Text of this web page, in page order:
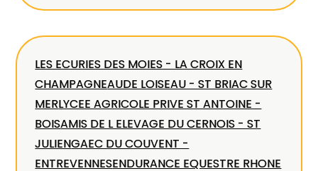
LES ECURIES DES MOIES - LA CROIX EN
CHAMPAGNEAUDE LOISEAU - ST BRIAC SUR
MERLYCEE AGRICOLE PRIVE ST ANTOINE -
BOISAMIS DE L ELEVAGE DU CERNOIS - ST
JULIENGAEC DU COUVENT -
ENTREVENNESENDURANCE EQUESTRE RHONE